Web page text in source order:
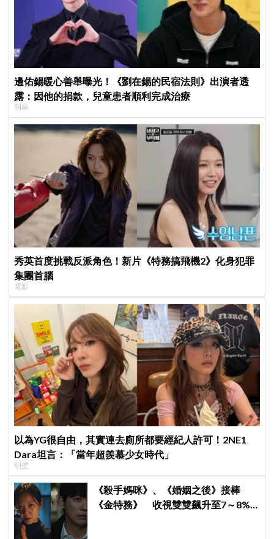
邊佑錫暖心善舉曝光！《劉在錫的民宿法則》出演者透
露：因他的捐款，兒童患者順利完成治療
明星
秀英首度挑戰反派角色！新片《特務搞飛機2》化身犯罪
集團首腦
電影
以為YG很自由，其實連去廁所都要經紀人許可！2NE1
Dara坦言：「當年超羨慕少女時代」
明星
《殺手媽咪》、《婚姻之後》接棒
《金特務》 收視雙雙飆升至7～8%